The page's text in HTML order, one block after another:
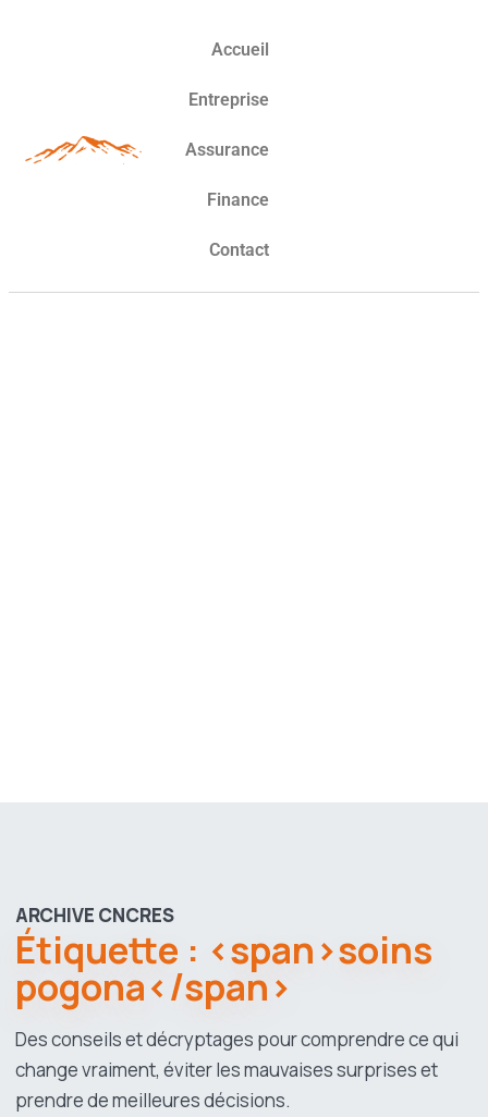
Accueil
Entreprise
Assurance
Finance
Contact
ARCHIVE CNCRES
Étiquette : <span>soins
pogona</span>
Des conseils et décryptages pour comprendre ce qui
change vraiment, éviter les mauvaises surprises et
prendre de meilleures décisions.